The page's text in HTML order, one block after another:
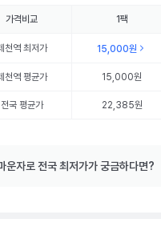
가격비교 1팩
천역최저가 15,000원
천역평균가 15,000원
전국 평균가 22,385원
운자로 전국 최저가가 궁금하다면?